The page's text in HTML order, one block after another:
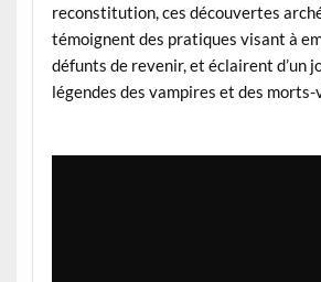
reconstitution, ces découvertes
témoignent des pratiques visant à
défunts de revenir, et éclairent d’un
légendes des vampires et des